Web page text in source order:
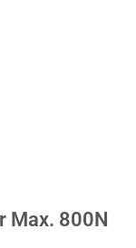
Max. 800N